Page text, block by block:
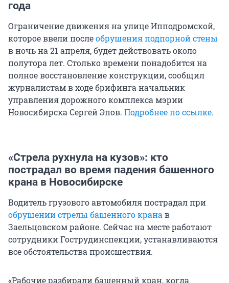
года
Ограничение движения на улице Ипподромской,
которое ввели послеобрушения подпорной стены
в ночь на 21 апреля, будет действовать около
полутора лет. Столько времени понадобится на
полное восстановление конструкции, сообщил
журналистам в ходе брифинга начальник
управления дорожного комплекса мэрии
Новосибирска Сергей Эпов. Подробнее по ссылке.
«Стрела рухнула на кузов»: кто
пострадал во время падения башенного
крана в Новосибирске
Водитель грузового автомобиля пострадал при
обрушении стрелы башенного кранав
Заельцовском районе. Сейчас на месте работают
сотрудники Гострудинспекции, устанавливаются
все обстоятельства происшествия.
«Рабочие разбирали башенный кран, когда